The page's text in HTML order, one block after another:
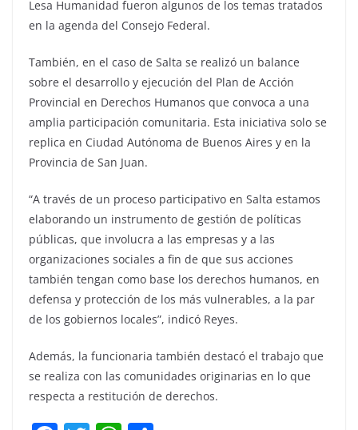
Lesa Humanidad fueron algunos de los temas tratados
en la agenda del Consejo Federal.
También, en el caso de Salta se realizó un balance
sobre el desarrollo y ejecución del Plan de Acción
Provincial en Derechos Humanos que convoca a una
amplia participación comunitaria. Esta iniciativa solo se
replica en Ciudad Autónoma de Buenos Aires y en la
Provincia de San Juan.
“A través de un proceso participativo en Salta estamos
elaborando un instrumento de gestión de políticas
públicas, que involucra a las empresas y a las
organizaciones sociales a fin de que sus acciones
también tengan como base los derechos humanos, en
defensa y protección de los más vulnerables, a la par
de los gobiernos locales”, indicó Reyes.
Además, la funcionaria también destacó el trabajo que
se realiza con las comunidades originarias en lo que
respecta a restitución de derechos.